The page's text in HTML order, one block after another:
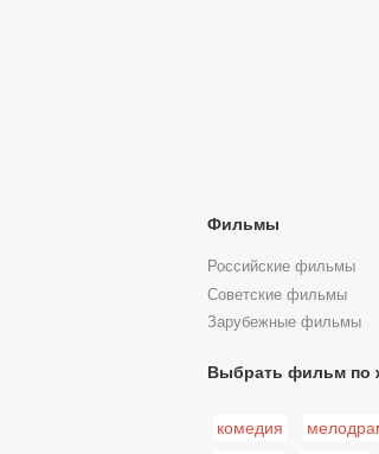
Фильмы
Российские фильмы
Советские фильмы
Зарубежные фильмы
Выбрать фильм по
комедия